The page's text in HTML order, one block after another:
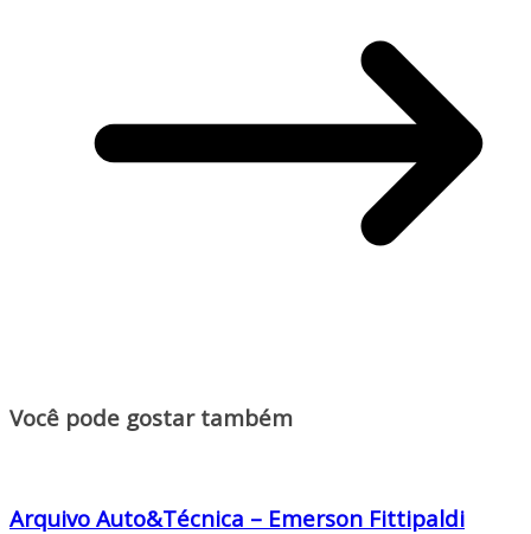
Você pode gostar também
Arquivo Auto&Técnica – Emerson Fittipaldi